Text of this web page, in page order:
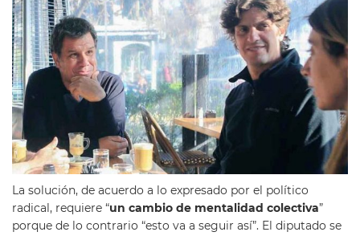
La solución, de acuerdo a lo expresado por el político
radical, requiere “un cambio de mentalidad colectiva”
porque de lo contrario “esto va a seguir así”. El diputado se